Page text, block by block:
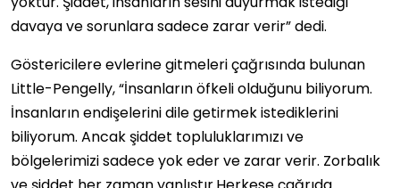
davaya ve sorunlara sadece zarar verir” dedi.
Göstericilere evlerine gitmeleri çağrısında bulunan
Little-Pengelly, “İnsanların öfkeli olduğunu biliyorum.
İnsanların endişelerini dile getirmek istediklerini
biliyorum. Ancak şiddet topluluklarımızı ve
bölgelerimizi sadece yok eder ve zarar verir. Zorbalık